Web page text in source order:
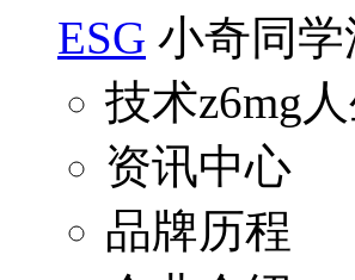
ESG 小奇同学
技术z6mg
资讯中心
品牌历程